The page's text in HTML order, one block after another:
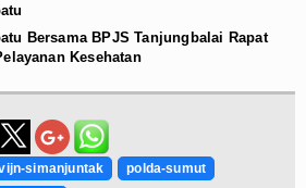
Bersama BPJS Tanjungbalai Rapat
Kesehatan
simanjuntak
polda-sumut